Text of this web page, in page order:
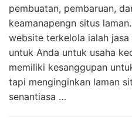
pembuatan, pembaruan,
keamanapengn situs
website terkelola ialah
untuk Anda untuk usaha
memiliki kesanggupan
tapi menginginkan laman
senantiasa …